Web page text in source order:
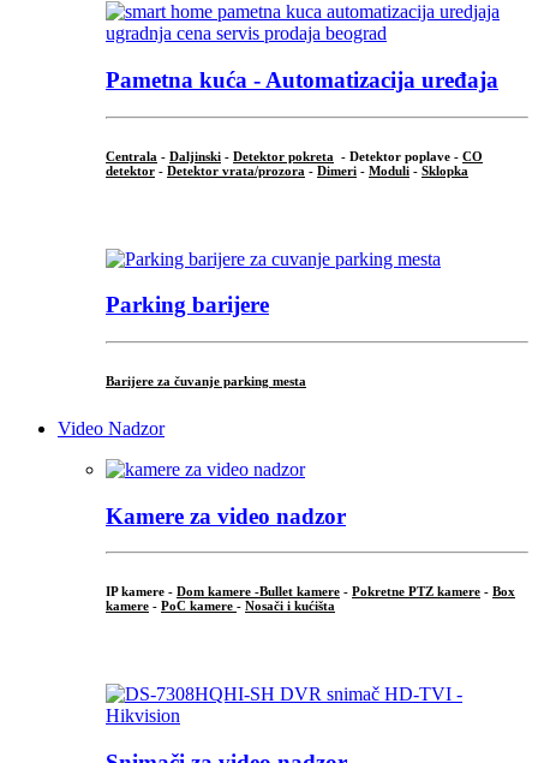
Pametna kuća - Automatizacija uređaja
Centrala - Daljinski - Detektor pokreta - Detektor poplave - CO
detektor - Detektor vrata/prozora - Dimeri - Moduli - Sklopka
Parking barijere
Barijere za čuvanje parking mesta
Video Nadzor
Kamere za video nadzor
IP kamere - Dom kamere -Bullet kamere - Pokretne PTZ kamere - Box
kamere - PoC kamere - Nosači i kućišta